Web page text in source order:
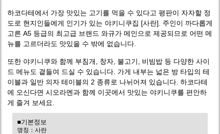
하코다테에서 가장 맛있는 고기를 먹을 수 있다고 평판이 자자할 정
도로 현지인들에게 인기가 있는 야키니쿠집 [사란]. 주인이 까다롭게
고른 A5 등급의 최고급 브랜드 와규가 메인으로 제공되므로 어떤 메
뉴를 고르더라도 맛있을 수 밖에 없습니다.
또한 야키니쿠와 함께 부침개, 창자, 불고기, 비빔밥 등 다양한 사이
드 메뉴도 곁들여 드실 수 있습니다. 가게 내부는 넓은 방 타입의 테
이블과 일반 의자 테이블의 2 종류로 나뉘어져 있습니다. 하코다테
에 오신다면 시오라멘과 함께 이곳에서 맛있는 야키니쿠를 편안하
게 즐겨 보세요.
■기본정보
명칭：사란